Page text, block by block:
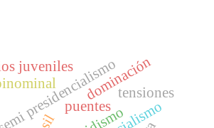
puentes
presidencialismodominación
tensiones
juveniles